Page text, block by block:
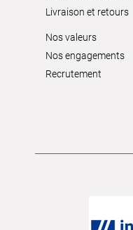
Livraison et retours
Nos valeurs
Nos engagements
Recrutement